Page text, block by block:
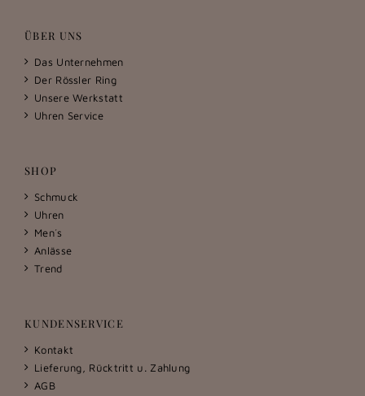
ÜBER UNS
Das Unternehmen
Der Rössler Ring
Unsere Werkstatt
Uhren Service
SHOP
Schmuck
Uhren
Men´s
Anlässe
Trend
KUNDENSERVICE
Kontakt
Lieferung, Rücktritt u. Zahlung
AGB